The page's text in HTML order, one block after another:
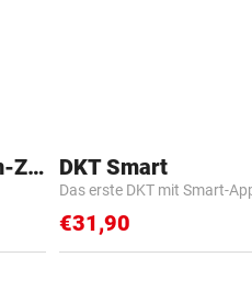
Esschert Kinder Garten-Zubehör DKT Smart
Das erste DKT mit Smart-
€31,90